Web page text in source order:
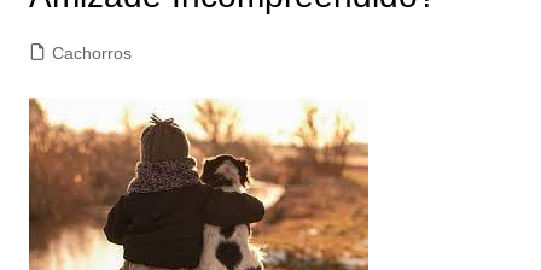
Cachorros